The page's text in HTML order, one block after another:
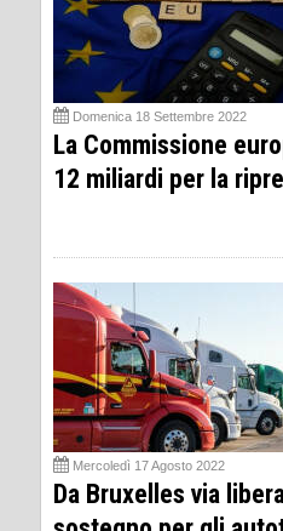
Domenica 18 Settembre 2022
La Commissione
12 miliardi per la
Mercoledì 17 Agosto 2022
Da Bruxelles via